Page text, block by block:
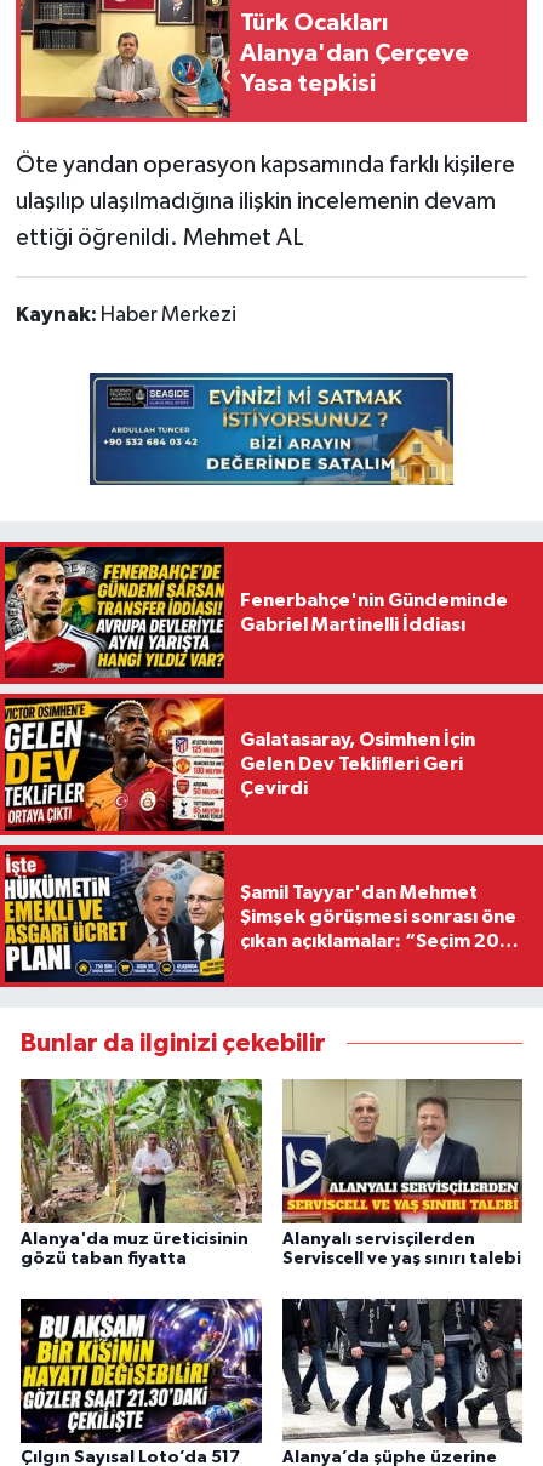
Türk Ocakları
Alanya'dan Çerçeve
Yasa tepkisi
Öte yandan operasyon kapsamında farklı kişilere
ulaşılıp ulaşılmadığına ilişkin incelemenin devam
ettiği öğrenildi. Mehmet AL
Kaynak: Haber Merkezi
Fenerbahçe'nin Gündeminde
Gabriel Martinelli İddiası
Galatasaray, Osimhen İçin
Gelen Dev Teklifleri Geri
Çevirdi
Şamil Tayyar'dan Mehmet
Şimşek görüşmesi sonrası öne
çıkan açıklamalar: “Seçim 2028
Bunlar da ilginizi çekebilir
Alanya'da muz üreticisinin
gözü taban fiyatta
Alanyalı servisçilerden
Serviscell ve yaş sınırı talebi
Çılgın Sayısal Loto’da 517 Alanya’da şüphe üzerine